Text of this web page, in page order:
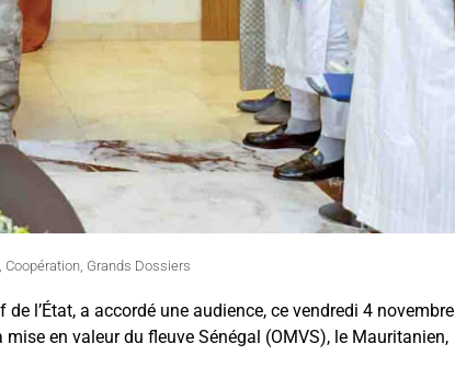
, Coopération, Grands Dossiers
l’État, a accordé une audience, ce vendredi 4 novembre
en valeur du fleuve Sénégal (OMVS), le Mauritanien,